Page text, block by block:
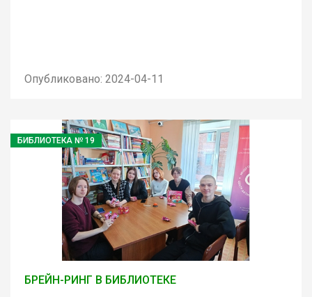
Опубликовано: 2024-04-11
БИБЛИОТЕКА № 19
БРЕЙН-РИНГ В БИБЛИОТЕКЕ